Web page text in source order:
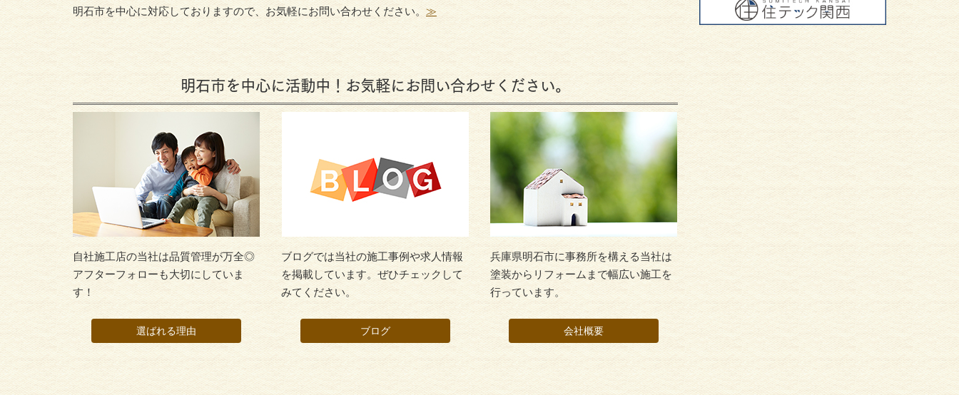
明石市を中心に対応しておりますので、お気軽にお問い合わせください。 ≫
明石市を中心に活動中！お気軽にお問い合わせください。
自社施工店の当社は品質管理が万全◎
アフターフォローも大切にしていま
す！
選ばれる理由
ブログでは当社の施工事例や求人情報
を掲載しています。ぜひチェックして
みてください。
ブログ
兵庫県明石市に事務所を構える当社は
塗装からリフォームまで幅広い施工を
行っています。
会社概要